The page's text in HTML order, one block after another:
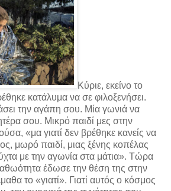
Κύριε, εκείνο το
κατάλυμα να σε φιλοξενήσει.
την αγάπη σου. Μία γωνιά να
σου. Μικρό παιδί μες στην
«μα γιατί δεν βρέθηκε κανείς να
μωρό παιδί, μιας ξένης κοπέλας
με την αγωνία στα μάτια». Τώρα
έδωσε την θέση της στην
το «γιατί». Γιατί αυτός ο κόσμος